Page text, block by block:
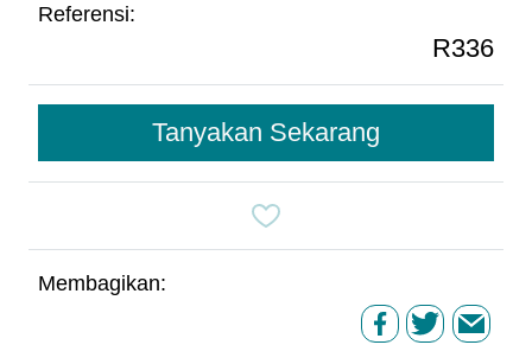
Referensi:
R336
Tanyakan Sekarang
Membagikan: